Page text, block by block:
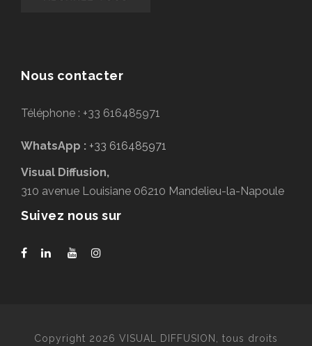
Nous contacter
Téléphone : +33 616485971
WhatsApp : +33 616485971
Visual Diffusion,
310 avenue Louisiane 06210 Mandelieu-la-Napoule
Suivez nous sur
Copyright 2026 VISUAL DIFFUSION, tous droits